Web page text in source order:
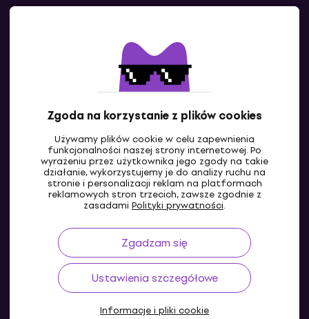
Zgoda na korzystanie z plików cookies
Używamy plików cookie w celu zapewnienia
funkcjonalności naszej strony internetowej. Po
wyrażeniu przez użytkownika jego zgody na takie
działanie, wykorzystujemy je do analizy ruchu na
stronie i personalizacji reklam na platformach
reklamowych stron trzecich, zawsze zgodnie z
zasadami Polityki prywatności.
Zgadzam się
Ustawienia szczegółowe
Informacje i pliki cookie
Skontaktuj się z nami
PL